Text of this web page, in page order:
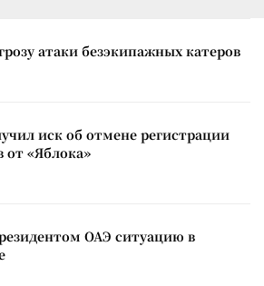
атаки безэкипажных катеров
иск об отмене регистрации
от «Яблока»
ОАЭ ситуацию в